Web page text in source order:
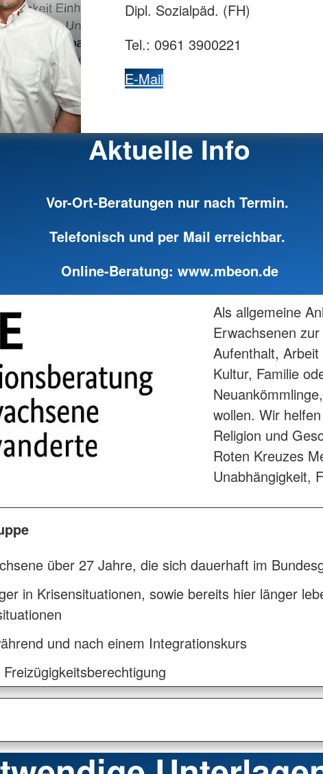
Dipl. Sozialpäd. (FH)
Tel.: 0961 3900221
E-Mail
Aktuelle Info
Vor-Ort-Beratungen nur nach Termin.
Telefonisch und per Mail erreichbar.
Online-Beratung: www.mbeon.de
Als allgemeine
Erwachsenen
Aufenthalt,
Kultur, Familie
wollen. Wir
Religion und
Roten Kreuzes
Unabhängigkeit,
über 27 Jahre, die sich dauerhaft im
in Krisensituationen, sowie bereits hier länger
und nach einem Integrationskurs